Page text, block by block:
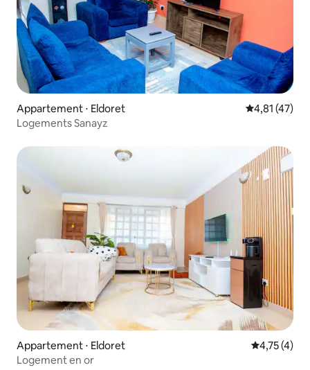
Appartement ⋅ Eldoret Évaluation
4,81 (47)
Logements Sanayz
Appartement ⋅ Eldoret Évaluation
4,75 (4)
Logement en or